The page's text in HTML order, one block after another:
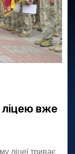
ліцею вже